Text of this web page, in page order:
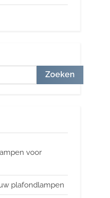
Zoeken
voor
plafondlampen